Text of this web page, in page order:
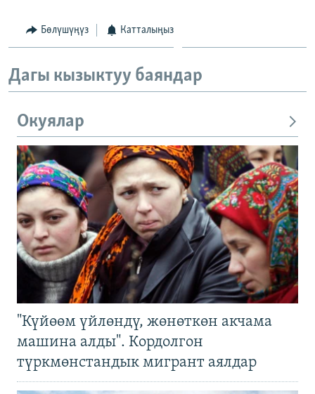
Бөлүшүңүз Катталыңыз
Дагы кызыктуу баяндар
Окуялар
"Күйөөм үйлөндү, жөнөткөн акчама
машина алды". Кордолгон
түркмөнстандык мигрант аялдар